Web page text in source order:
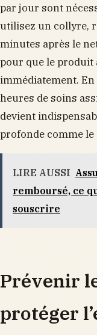
par jour sont
utilisez un collyre,
minutes après le
pour que le produit
immédiatement. En
heures de soins
devient
profonde comme le
LIRE AUSSI
remboursé, ce
souscrire
Prévenir
protéger